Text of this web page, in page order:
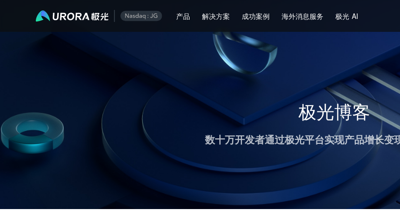
产品 解决方案 成功案例 海外消息服务 极光 AI
极光博客
数十万开发者通过极光平台实现产品增长变